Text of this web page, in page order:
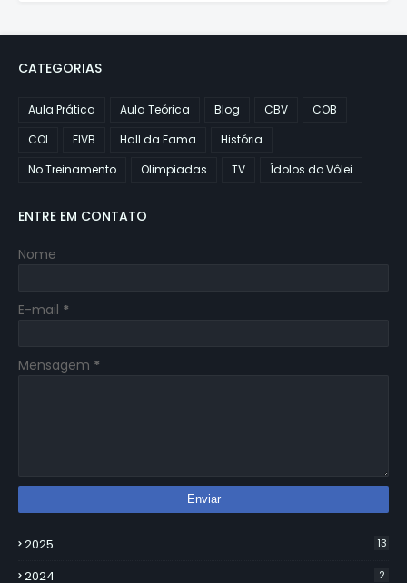
CATEGORIAS
Aula Prática Aula Teórica Blog CBV
COB
COI
FIVB Hall da Fama
História
No Treinamento
Olimpiadas TV Ídolos do Vôlei
ENTRE EM CONTATO
Nome
E-mail *
Mensagem *
2025 13
2024 2